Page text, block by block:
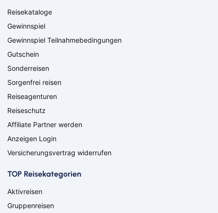
Reisekataloge
Gewinnspiel
Gewinnspiel Teilnahmebedingungen
Gutschein
Sonderreisen
Sorgenfrei reisen
Reiseagenturen
Reiseschutz
Affiliate Partner werden
Anzeigen Login
Versicherungsvertrag widerrufen
TOP Reisekategorien
Aktivreisen
Gruppenreisen